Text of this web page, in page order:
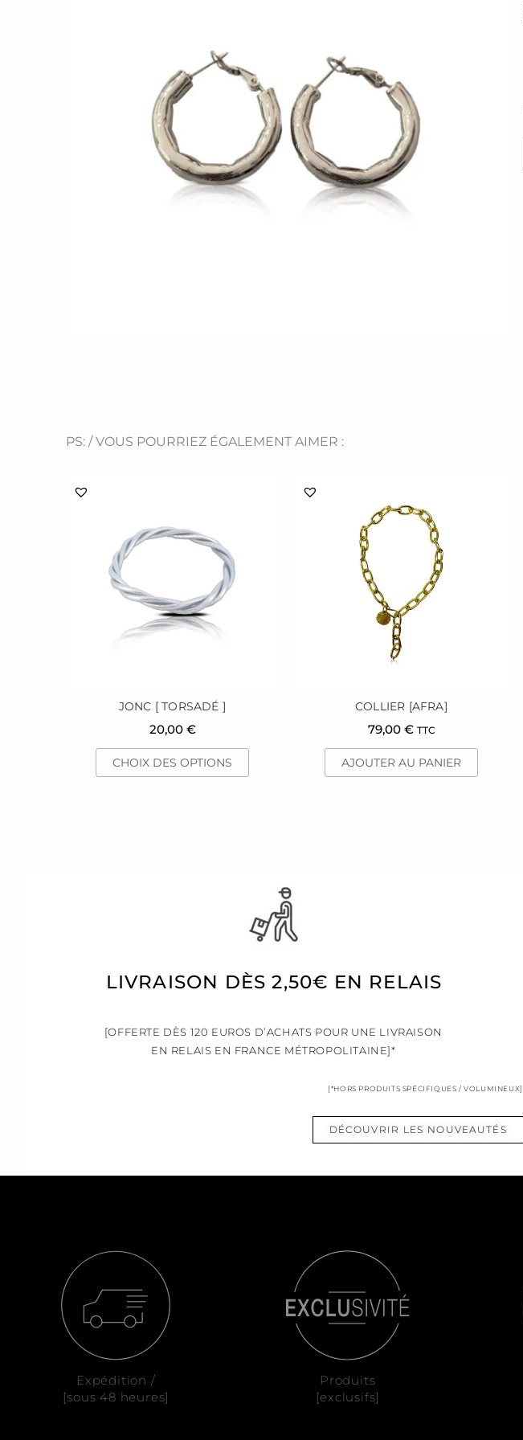
PS: / VOUS POURRIEZ ÉGALEMENT AIMER :
JONC [ TORSADÉ ]
20,00 €
CHOIX DES OPTIONS
COLLIER [AFRA]
79,00 € TTC
AJOUTER AU PANIER
LIVRAISON DÈS 2,50€ EN RELAIS
[OFFERTE DÈS 120 EUROS D’ACHATS POUR UNE LIVRAISON
EN RELAIS EN FRANCE MÉTROPOLITAINE]*
[*HORS PRODUITS SPÉCIFIQUES / VOLUMINEUX]
DÉCOUVRIR LES NOUVEAUTÉS
Expédition /
[sous 48 heures]
Produits
[exclusifs]